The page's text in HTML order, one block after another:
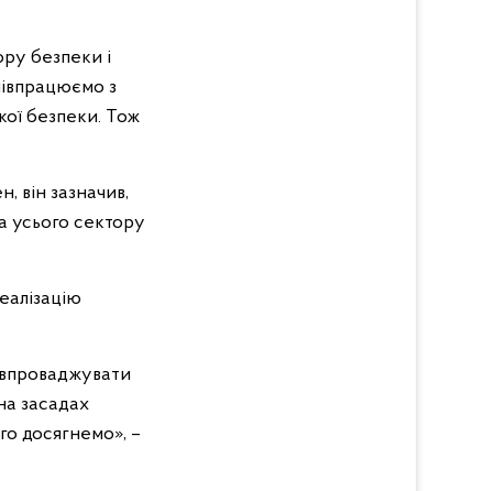
безпеки і
з
безпеки. Тож
він зазначив,
усього сектору
засадах
досягнемо», –